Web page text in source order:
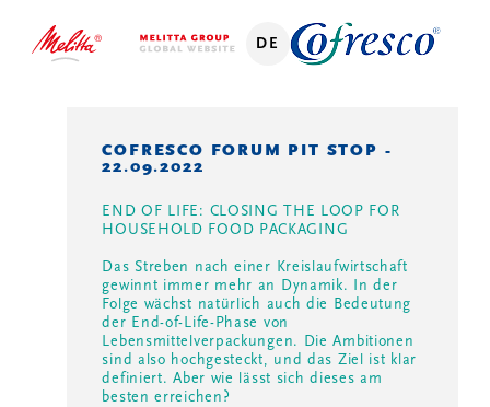
DE
COFRESCO FORUM PIT STOP -
22.09.2022
END OF LIFE: CLOSING THE LOOP FOR
HOUSEHOLD FOOD PACKAGING
Das Streben nach einer Kreislaufwirtschaft
gewinnt immer mehr an Dynamik. In der
Folge wächst natürlich auch die Bedeutung
der End-of-Life-Phase von
Lebensmittelverpackungen. Die Ambitionen
sind also hochgesteckt, und das Ziel ist klar
definiert. Aber wie lässt sich dieses am
besten erreichen?